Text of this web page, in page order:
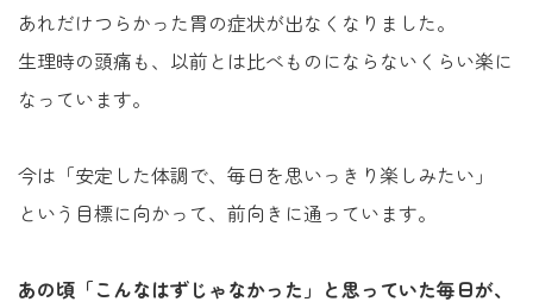
あれだけつらかった胃の症状が出なくなりました。
生理時の頭痛も、以前とは比べものにならないくらい楽に
なっています。
今は「安定した体調で、毎日を思いっきり楽しみたい」
という目標に向かって、前向きに通っています。
あの頃「こんなはずじゃなかった」と思っていた毎日が、